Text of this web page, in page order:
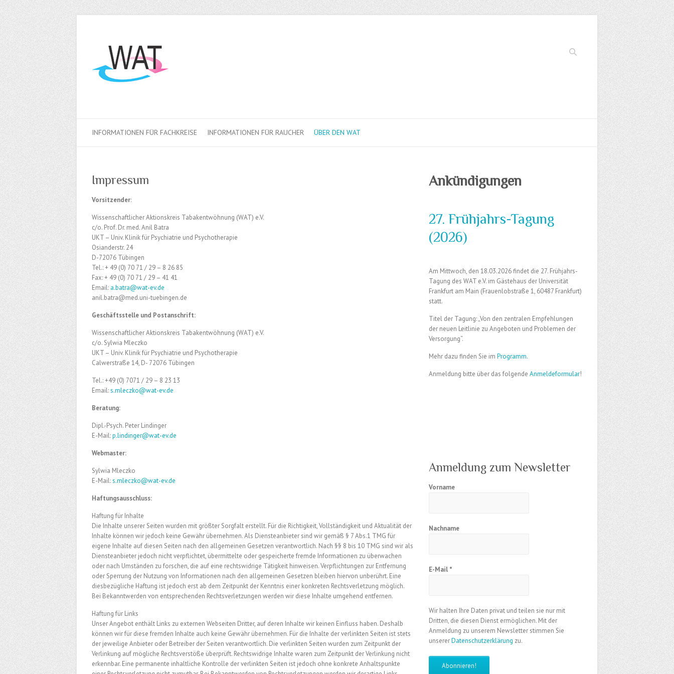
Suchen
INFORMATIONEN FÜR FACHKREISE INFORMATIONEN FÜR RAUCHER ÜBER DEN WAT
Impressum
Vorsitzender:
Wissenschaftlicher Aktionskreis Tabakentwöhnung (WAT) e.V.
c/o. Prof. Dr. med. Anil Batra
UKT – Univ. Klinik für Psychiatrie und Psychotherapie
Osianderstr. 24
D-72076 Tübingen
Tel.: + 49 (0) 70 71 / 29 – 8 26 85
Fax: + 49 (0) 70 71 / 29 – 41 41
Email: a.batra@wat-ev.de
anil.batra@med.uni-tuebingen.de
Geschäftsstelle und Postanschrift:
Wissenschaftlicher Aktionskreis Tabakentwöhnung (WAT) e.V.
c/o. Sylwia Mleczko
UKT – Univ. Klinik für Psychiatrie und Psychotherapie
Calwerstraße 14, D- 72076 Tübingen
Tel.: +49 (0) 7071 / 29 – 8 23 13
Email:s.mleczko@wat-ev.de
Beratung:
Dipl.-Psych. Peter Lindinger
E-Mail:p.lindinger@wat-ev.de
Webmaster:
Sylwia Mleczko
E-Mail:s.mleczko@wat-ev.de
Haftungsausschluss:
Haftung für Inhalte
Die Inhalte unserer Seiten wurden mit größter Sorgfalt erstellt. Für die Richtigkeit, Vollständigkeit und Aktualität der
Inhalte können wir jedoch keine Gewähr übernehmen. Als Diensteanbieter sind wir gemäß § 7 Abs.1 TMG für
eigene Inhalte auf diesen Seiten nach den allgemeinen Gesetzen verantwortlich. Nach §§ 8 bis 10 TMG sind wir als
Diensteanbieter jedoch nicht verpflichtet, übermittelte oder gespeicherte fremde Informationen zu überwachen
oder nach Umständen zu forschen, die auf eine rechtswidrige Tätigkeit hinweisen. Verpflichtungen zur Entfernung
oder Sperrung der Nutzung von Informationen nach den allgemeinen Gesetzen bleiben hiervon unberührt. Eine
diesbezügliche Haftung ist jedoch erst ab dem Zeitpunkt der Kenntnis einer konkreten Rechtsverletzung möglich.
Bei Bekanntwerden von entsprechenden Rechtsverletzungen werden wir diese Inhalte umgehend entfernen.
Haftung für Links
Unser Angebot enthält Links zu externen Webseiten Dritter, auf deren Inhalte wir keinen Einfluss haben. Deshalb
können wir für diese fremden Inhalte auch keine Gewähr übernehmen. Für die Inhalte der verlinkten Seiten ist stets
der jeweilige Anbieter oder Betreiber der Seiten verantwortlich. Die verlinkten Seiten wurden zum Zeitpunkt der
Verlinkung auf mögliche Rechtsverstöße überprüft. Rechtswidrige Inhalte waren zum Zeitpunkt der Verlinkung nicht
erkennbar. Eine permanente inhaltliche Kontrolle der verlinkten Seiten ist jedoch ohne konkrete Anhaltspunkte
Ankündigungen
27. Frühjahrs-Tagung
(2026)
Am Mittwoch, den 18.03.2026 findet die 27. Frühjahrs-
Tagung des WAT e.V. im Gästehaus der Universität
Frankfurt am Main (Frauenlobstraße 1, 60487 Frankfurt)
statt.
Titel der Tagung: „Von den zentralen Empfehlungen
der neuen Leitlinie zu Angeboten und Problemen der
Versorgung“.
Mehr dazu finden Sie imProgramm.
Anmeldung bitte über das folgendeAnmeldeformular!
Anmeldung zum Newsletter
Vorname
Nachname
E-Mail *
Wir halten Ihre Daten privat und teilen sie nur mit
Dritten, die diesen Dienst ermöglichen. Mit der
Anmeldung zu unserem Newsletter stimmen Sie
unsererDatenschutzerklärung zu.